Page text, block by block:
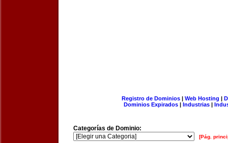
Registro de Dominios| Web Hosting |
Dominios Expirados | Industrias |
Categorías de Dominio:
[Pág.